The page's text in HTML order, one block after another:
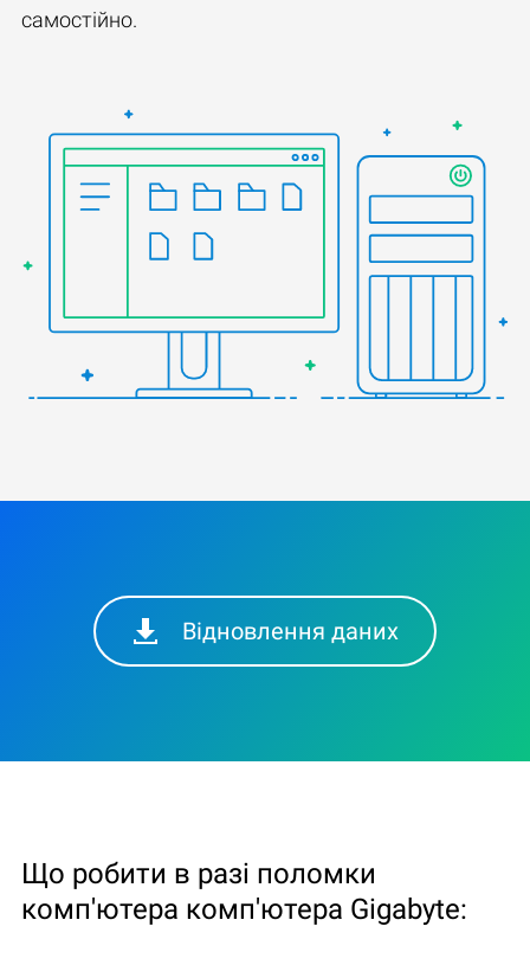
самостійно.
Відновлення даних
Що робити в разі поломки
комп'ютера комп'ютера Gigabyte: